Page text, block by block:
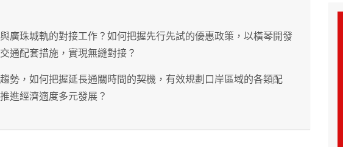
廣珠城軌的對接工作？如何把握先行先試的優惠政策，以橫琴開發
通配套措施，實現無縫對接？
勢，如何把握延長通關時間的契機，有效規劃口岸區域的各類配
進經濟適度多元發展？